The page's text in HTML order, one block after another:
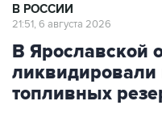
В РОССИИ
21:51, 6 августа 2026
В Ярославской
ликвидировали
топливных